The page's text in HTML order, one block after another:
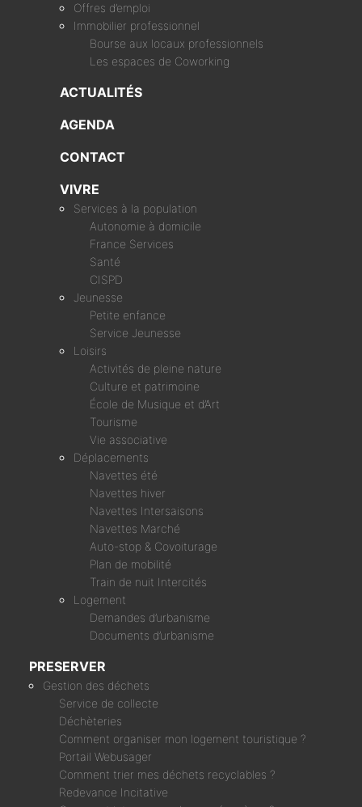
Offres d’emploi
Immobilier professionnel
Bourse aux locaux professionnels
Les espaces de Coworking
ACTUALITÉS
AGENDA
CONTACT
VIVRE
Services à la population
Autonomie à domicile
France Services
Santé
CISPD
Jeunesse
Petite enfance
Service Jeunesse
Loisirs
Activités de pleine nature
Culture et patrimoine
École de Musique et d’Art
Tourisme
Vie associative
Déplacements
Navettes été
Navettes hiver
Navettes Intersaisons
Navettes Marché
Auto-stop & Covoiturage
Plan de mobilité
Train de nuit Intercités
Logement
Demandes d’urbanisme
Documents d’urbanisme
PRESERVER
Gestion des déchets
Service de collecte
Déchèteries
Comment organiser mon logement touristique ?
Portail Webusager
Comment trier mes déchets recyclables ?
Redevance Incitative